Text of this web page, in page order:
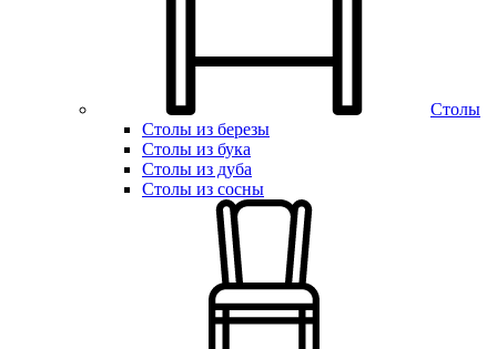
Столы
Столы из березы
Столы из бука
Столы из дуба
Столы из сосны